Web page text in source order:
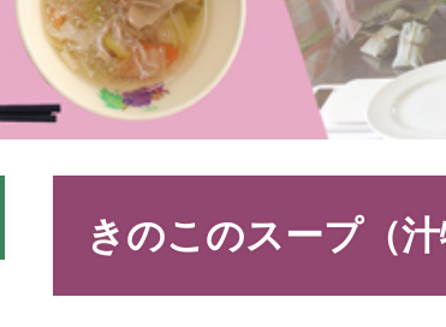
きのこのスープ（汁